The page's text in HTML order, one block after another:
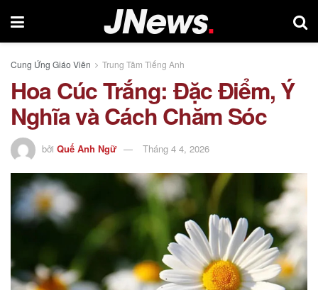
Cung Ứng Giáo Viên Trung Tâm Tiếng Anh
Hoa Cúc Trắng: Đặc Điểm, Ý
Nghĩa và Cách Chăm Sóc
bởi Quế Anh Ngữ Tháng 4 4, 2026